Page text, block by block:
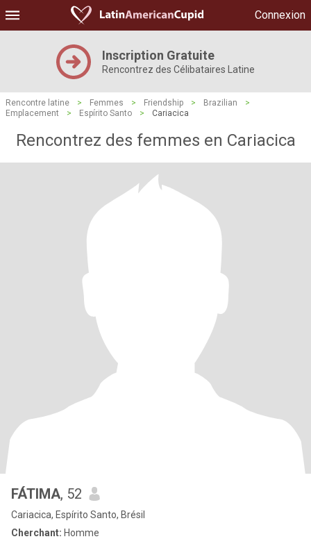
Connexion
Inscription Gratuite
Rencontrez des Célibataires Latine
Rencontre latine > Femmes > Friendship > Brazilian
>
Emplacement
> Espírito Santo > Cariacica
Rencontrez des femmes en Cariacica
FÁTIMA, 52
Cariacica, Espírito Santo, Brésil
Cherchant: Homme